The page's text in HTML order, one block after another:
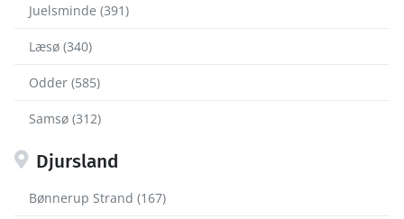
Juelsminde (391)
Læsø (340)
Odder (585)
Samsø (312)
Djursland
Bønnerup Strand (167)